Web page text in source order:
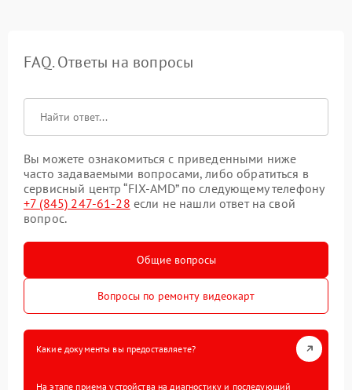
FAQ. Ответы на вопросы
Вы можете ознакомиться с приведенными ниже
часто задаваемыми вопросами, либо обратиться в
сервисный центр “FIX-AMD” по следующему телефону
+7 (845) 247-61-28 если не нашли ответ на свой
вопрос.
Общие вопросы
Вопросы по ремонту видеокарт
Какие документы вы предоставляете?
На этапе приема устройства на диагностику и последующий